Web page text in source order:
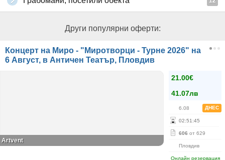
Други популярни оферти:
Концерт на Миро - "Миротворци - Турне 2026" на
6 Август, в Античен Театър, Пловдив
21.00€
41.07лв
6.08 ДНЕС
02:51 :44
606 от 629
Пловдив
Онлайн резервация
Artvent